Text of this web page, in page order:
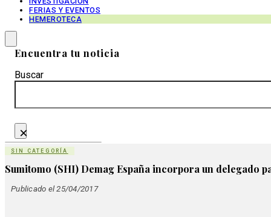
FERIAS Y EVENTOS
HEMEROTECA
Encuentra tu noticia
Buscar
×
SIN CATEGORÍA
Sumitomo (SHI) Demag España incorpora un delegado
Publicado el 25/04/2017